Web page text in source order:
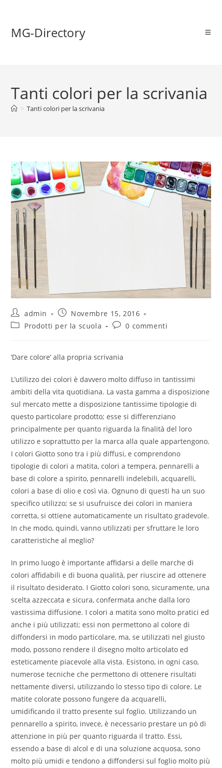
MG-Directory
Tanti colori per la scrivania
> Tanti colori per la scrivania
admin
Novembre 15, 2016
Prodotti per la scuola
0 commenti
‘Dare colore’ alla propria scrivania
L’utilizzo dei colori è davvero molto diffuso in tantissimi
ambiti della vita quotidiana. La vasta gamma a disposizione
sul mercato mette a disposizione tantissime tipologie di
questo particolare prodotto; esse si differenziano
principalmente per quanto riguarda la finalità del loro
utilizzo e soprattutto per la marca alla quale appartengono.
I colori Giotto sono tra i più diffusi, e comprendono
tipologie di colori a matita, colori a tempera, pennarelli a
base di colore a spirito, pennarelli indelebili, acquarelli,
colori a base di olio e così via. Ognuno di questi ha un suo
specifico utilizzo; se si usufruisce dei colori in maniera
corretta, si ottiene automaticamente un risultato gradevole.
In che modo, quindi, vanno utilizzati per sfruttare le loro
caratteristiche al meglio?
In primo luogo è importante affidarsi a delle marche di
colori affidabili e di buona qualità, per riuscire ad ottenere
il risultato desiderato. I Giotto colori sono, sicuramente, una
scelta azzeccata e sicura, confermata anche dalla loro
vastissima diffusione. I colori a matita sono molto pratici ed
anche i più utilizzati; essi non permettono al colore di
diffondersi in modo particolare, ma, se utilizzati nel giusto
modo, possono rendere il disegno molto articolato ed
esteticamente piacevole alla vista. Esistono, in ogni caso,
numerose tecniche che permettono di ottenere risultati
nettamente diversi, utilizzando lo stesso tipo di colore. Le
matite colorate possono fungere da acquarelli,
umidificando il tratto presente sul foglio. Utilizzando un
pennarello a spirito, invece, è necessario prestare un pò di
attenzione in più per quanto riguarda il tratto. Essi,
essendo a base di alcol e di una soluzione acquosa, sono
molto più umidi e tendono a diffondersi sul foglio molto più